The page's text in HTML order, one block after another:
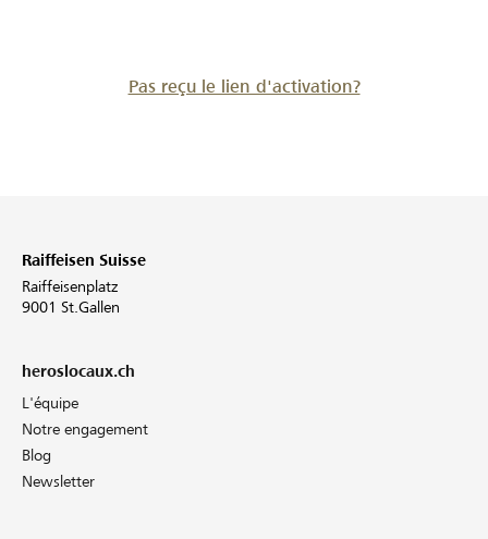
Pas reçu le lien d'activation?
Raiffeisen Suisse
Raiffeisenplatz
9001 St.Gallen
heroslocaux.ch
L'équipe
Notre engagement
Blog
Newsletter